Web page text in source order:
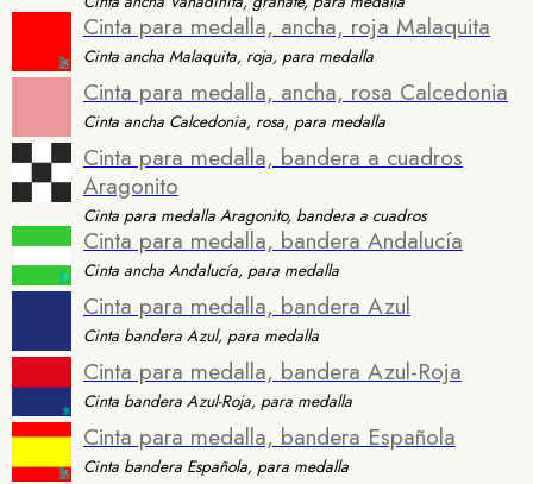
Cinta para medalla, ancha, roja Malaquita
Cinta ancha Malaquita, roja, para medalla
Cinta para medalla, ancha, rosa Calcedonia
Cinta ancha Calcedonia, rosa, para medalla
Cinta para medalla, bandera a cuadros
Aragonito
Cinta para medalla Aragonito, bandera a cuadros
Cinta para medalla, bandera Andalucía
Cinta ancha Andalucía, para medalla
Cinta para medalla, bandera Azul
Cinta bandera Azul, para medalla
Cinta para medalla, bandera Azul-Roja
Cinta bandera Azul-Roja, para medalla
Cinta para medalla, bandera Española
Cinta bandera Española, para medalla